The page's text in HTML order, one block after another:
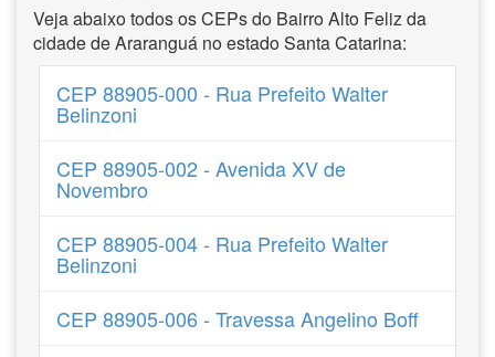
Veja abaixo todos os CEPs do Bairro Alto Feliz da
cidade de Araranguá no estado Santa Catarina:
CEP 88905-000 - Rua Prefeito Walter
Belinzoni
CEP 88905-002 - Avenida XV de
Novembro
CEP 88905-004 - Rua Prefeito Walter
Belinzoni
CEP 88905-006 - Travessa Angelino Boff